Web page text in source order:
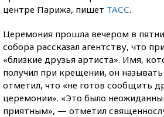
центре Парижа, пишет ТАСС.
Церемония прошла вечером в
собора рассказал агентству, что
«близкие друзья артиста». Имя,
получил при крещении, он называть
отметил, что «не готов сообщить
церемонии». «Это было
приятным», — отметил